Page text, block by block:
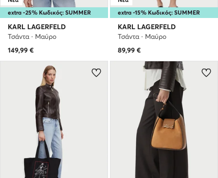
extra -25% Κωδικός: SUMMER
KARL LAGERFELD
Τσάντα · Μαύρο
149,99 €
extra -15% Κωδικός: SUMMER
KARL LAGERFELD
Τσάντα · Μαύρο
89,99 €